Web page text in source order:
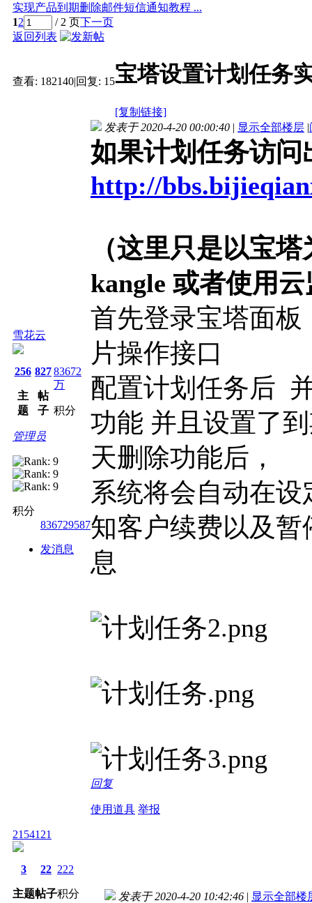
实现产品到期删除邮件短信通知教程 ...
12 / 2 页下一页
返回列表
查看: 182140|回复: 15宝塔设置计划任务
[复制链接]
雪花云
256
主
题
827
帖
子
83672
万
积分
管理员
积分
836729587
发消息
发表于 2020-4-20 00:00:40 | 显示全部楼层 |
如果计划任务访问
http://
（这里只是以宝
kangle 或者使用
首先登录宝塔面
片操作接口
配置计划任务后
功能 并且设置了
天删除功能后，
系统将会自动在
知客户续费以及
息
回复
使用道具 举报
2154121
3
主题
22
帖子
222
积分 发表于 2020-4-20 10:42:46 | 显示全部楼